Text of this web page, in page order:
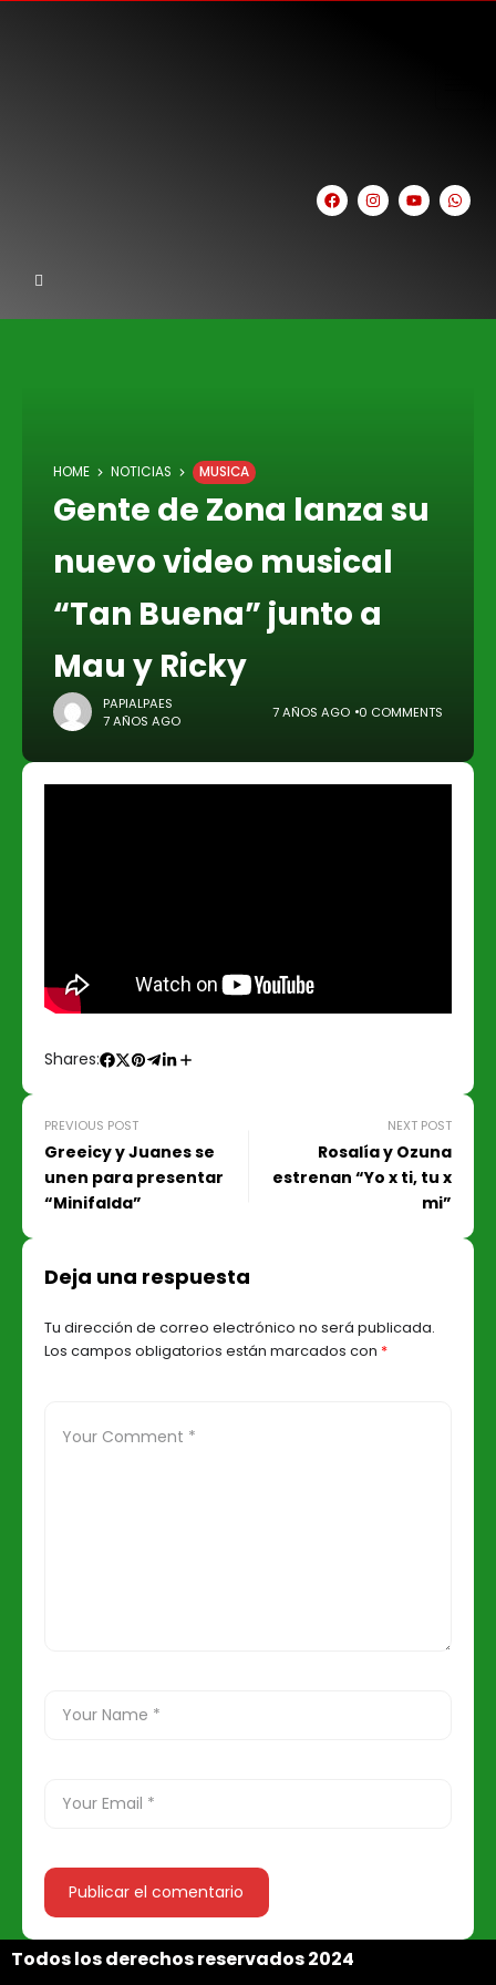
HOME NOTICIAS MUSICA
Gente de Zona lanza su
nuevo video musical
“Tan Buena” junto a
Mau y Ricky
PAPIALPAES
7 AÑOS AGO
7 AÑOS AGO 0 COMMENTS
Shares:
PREVIOUS POST
Greeicy y Juanes se
unen para presentar
“Minifalda”
NEXT POST
Rosalía y Ozuna
estrenan “Yo x ti, tu x
mi”
Deja una respuesta
Tu dirección de correo electrónico no será publicada.
Los campos obligatorios están marcados con *
Todos los derechos reservados 2024